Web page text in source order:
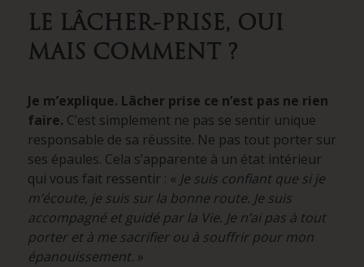
LE LÂCHER-PRISE, OUI
MAIS COMMENT ?
Je m’explique. Lâcher prise ce n’est pas ne rien
faire. C’est simplement ne pas se sentir unique
responsable de sa réussite. Ne pas tout porter sur
ses épaules. Cela s’apparente à un état intérieur
qui vous fait ressentir : « Je suis confiant que si je
m’écoute, je suis sur la bonne route. Je suis
accompagné et guidé par la Vie. Je n’ai pas à tout
porter et à me sacrifier ou à souffrir pour mon
épanouissement. »